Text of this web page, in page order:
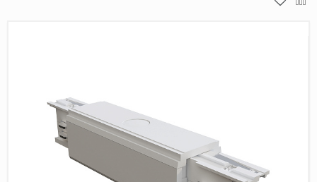
Камень